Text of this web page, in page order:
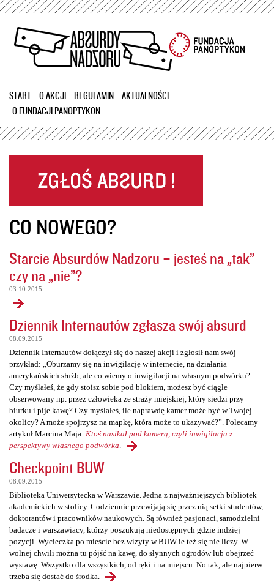
Przejdź
treści
START O AKCJI REGULAMIN
AKTUALNOŚCI
O FUNDACJI PANOPTYKON
CO NOWEGO?
Starcie Absurdów Nadzoru – jesteś na „tak”
czy na „nie”?
03.10.2015
Dziennik Internautów zgłasza swój absurd
08.09.2015
Dziennik Internautów dołączył się do naszej akcji i zgłosił nam swój
przykład: „Oburzamy się na inwigilację w internecie, na działania
amerykańskich służb, ale co wiemy o inwigilacji na własnym podwórku?
Czy myślałeś, że gdy stoisz sobie pod blokiem, możesz być ciągle
obserwowany np. przez człowieka ze straży miejskiej, który siedzi przy
biurku i pije kawę? Czy myślałeś, ile naprawdę kamer może być w Twojej
okolicy? A może spojrzysz na mapkę, która może to ukazywać?”. Polecamy
artykuł Marcina Maja: Ktoś nasikał pod kamerą, czyli inwigilacja z
perspektywy własnego podwórka
Checkpoint BUW
08.09.2015
Biblioteka Uniwersytecka w Warszawie. Jedna z najważniejszych bibliotek
akademickich w stolicy. Codziennie przewijają się przez nią setki studentów,
doktorantów i pracowników naukowych. Są również pasjonaci, samodzielni
badacze i warszawiacy, którzy poszukują niedostępnych gdzie indziej
pozycji. Wycieczka po mieście bez wizyty w BUW-ie też się nie liczy. W
wolnej chwili można tu pójść na kawę, do słynnych ogrodów lub obejrzeć
wystawę. Wszystko dla wszystkich, od ręki i na miejscu. No tak, ale najpierw
trzeba się dostać do środka.